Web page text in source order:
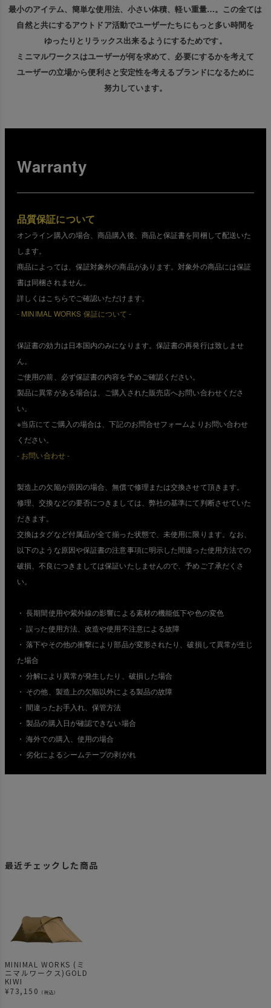
最小のアイテム、簡単な使用法、小さい体積、軽い重量…。この全ては
自然と共にするアウトドア活動でユーザーたちにもっと多い時間を
ゆったりとリラックス出来るようにするためです。
ミニマルワークスはユーザーが何を求めて、必要にするかを考えて
ユーザーの立場から便利さと安定性を考えるブランドになるために
努力しています。
Warranty
品質保証について
オンライン購入の場合、商品購入後、商品と保証書を同梱して配送いた
します。
商品によっては、保証対象外の商品があります。対象外の商品には保証
書は同梱されません。
詳しくはこちらでご確認いただけます。
- MINIMAL WORKS 保証について -
保証書の効力は日本国内のみになります。保証書の再発行は致しませ
ん。
ご使用の前、必ず保証書の内容を予めご確認ください。
製品に異常がある場合は、ご購入された販売店へお問い合わせくださ
い。
※当店にてご購入の場合は、下記のお問合せフォームよりお問い合わせ
ください。
- お問い合わせ -
製造上の欠陥が原因の場合、無償で修理または交換させて頂きます。
修理、交換などの要否につきましては、弊社の基準にて判断させていた
だきます。
交換はタグなど付属品が全て揃った状態で、未使用に限ります。なお、
以下のような原因や保証書の注意事項に明示した間違った使用方法での
破損、不良につきましては保証いたしませんので、予めご了承だくさ
い。
・ 長期間使用や紫外線の影響による素材の機能低下や色の変色
・ 誤った使用方法、改造や使用不注意による故障
・ 落下やその他の衝撃により部品が変形されたり、破損して異常が生じ
た場合
・ 分解により異常が発生したり、破損した場合
・ その他、製造上の欠陥以外による製品の故障
・ 間違ったお手入れ、保管方法
・ 製品の購入日が確認できない場合
・ 海外での購入、使用の場合
・ 劣化によるシームテープの剥がれ
最近チェックした商品
MINIMAL WORKS (ミ
ニマルワークス)GOLD
KIWI
¥73,150 （税込）